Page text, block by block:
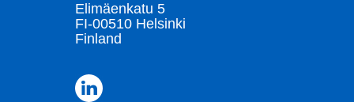
Elimäenkatu 5
FI-00510 Helsinki
Finland